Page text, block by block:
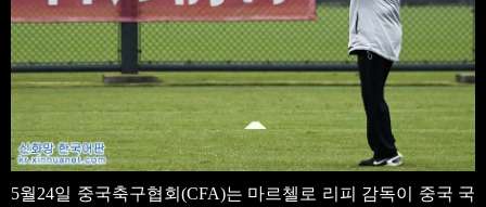
5월24일 중국축구협회(CFA)는 마르첼로 리피 감독이 중국 국